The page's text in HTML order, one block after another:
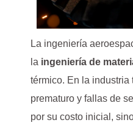
La ingeniería
la ingeniería de
térmico. En la industria
prematuro y fallas de
por su costo inicial,